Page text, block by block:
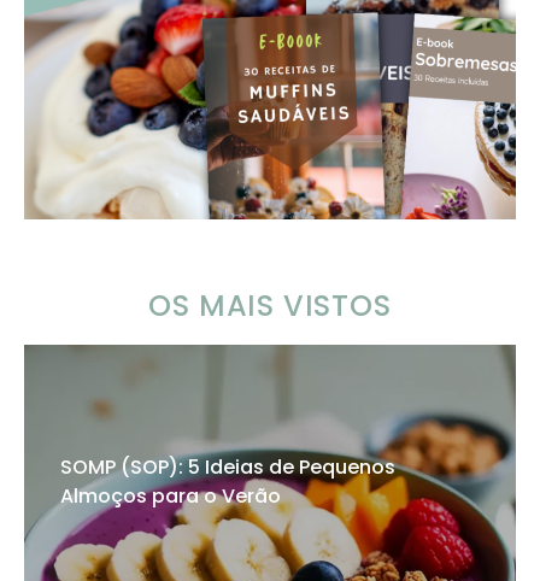
OS MAIS VISTOS
SOMP (SOP): 5 Ideias de Pequenos
Almoços para o Verão